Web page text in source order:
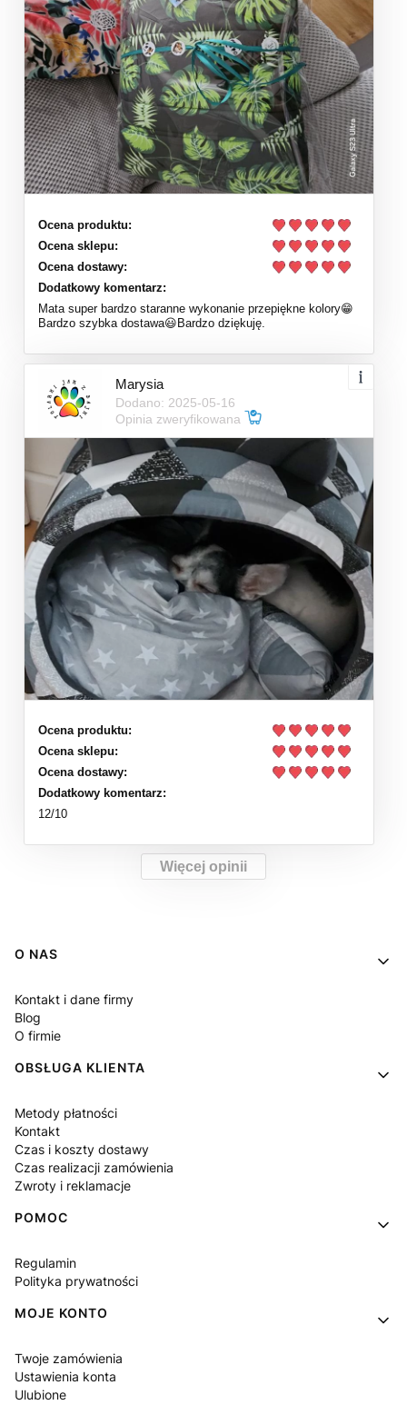
Ocena produktu:
Ocena sklepu:
Ocena dostawy:
Dodatkowy komentarz:
Mata super bardzo staranne wykonanie przepiękne kolory😁
Bardzo szybka dostawa😃Bardzo dziękuję.
Marysia
Dodano: 2025-05-16
Opinia zweryfikowana
Ocena produktu:
Ocena sklepu:
Ocena dostawy:
Dodatkowy komentarz:
12/10
Więcej opinii
Linki w stopce
O NAS
Kontakt i dane firmy
Blog
O firmie
OBSŁUGA KLIENTA
Metody płatności
Kontakt
Czas i koszty dostawy
Czas realizacji zamówienia
Zwroty i reklamacje
POMOC
Regulamin
Polityka prywatności
MOJE KONTO
Twoje zamówienia
Ustawienia konta
Ulubione